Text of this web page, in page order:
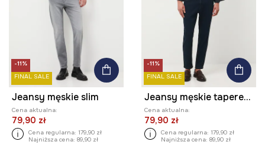
-11%
FINAL SALE
Jeansy męskie slim
Cena aktualna:
79,90 zł
Cena regularna: 179,90 zł
Najniższa cena: 89,90 zł
-11%
FINAL SALE
Jeansy męskie tapered z efektem sprania
Cena aktualna:
79,90 zł
Cena regularna: 179,90 zł
Najniższa cena: 89,90 zł